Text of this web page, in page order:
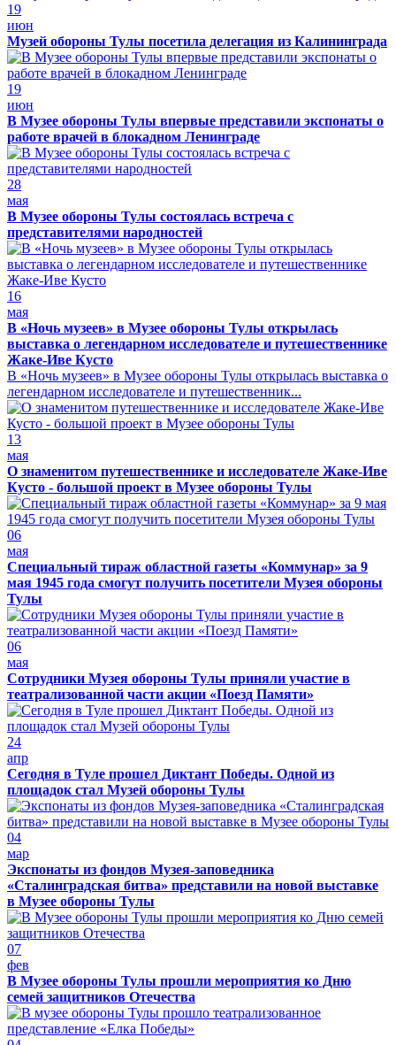
19
июн
Музей обороны Тулы посетила делегация из Калининграда
19
июн
В Музее обороны Тулы впервые представили экспонаты о
работе врачей в блокадном Ленинграде
28
мая
В Музее обороны Тулы состоялась встреча с
представителями народностей
16
мая
В «Ночь музеев» в Музее обороны Тулы открылась
выставка о легендарном исследователе и путешественнике
Жаке-Иве Кусто
В «Ночь музеев» в Музее обороны Тулы открылась выставка о
легендарном исследователе и путешественник...
13
мая
О знаменитом путешественнике и исследователе Жаке-Иве
Кусто - большой проект в Музее обороны Тулы
06
мая
Специальный тираж областной газеты «Коммунар» за 9
мая 1945 года смогут получить посетители Музея обороны
Тулы
06
мая
Сотрудники Музея обороны Тулы приняли участие в
театрализованной части акции «Поезд Памяти»
24
апр
Сегодня в Туле прошел Диктант Победы. Одной из
площадок стал Музей обороны Тулы
04
мар
Экспонаты из фондов Музея-заповедника
«Сталинградская битва» представили на новой выставке
в Музее обороны Тулы
07
фев
В Музее обороны Тулы прошли мероприятия ко Дню
семей защитников Отечества